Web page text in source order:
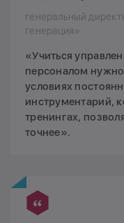
генеральный
генерация»
«Учиться
персоналом
условиях
инструментарий,
тренингах,
точнее».